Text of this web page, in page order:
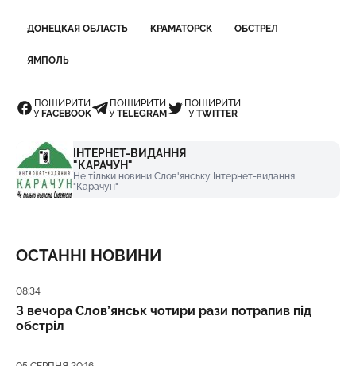
ДОНЕЦКАЯ ОБЛАСТЬ КРАМАТОРСК ОБСТРЕЛ
ЯМПОЛЬ
ПОШИРИТИ
У FACEBOOK
ПОШИРИТИ
УTELEGRAM
ПОШИРИТИ
УTWITTER
ІНТЕРНЕТ-ВИДАННЯ
"КАРАЧУН"
Не тільки новини Слов'янську Інтернет-видання
"Карачун"
ОСТАННІ НОВИНИ
Дата публікації
08:34
З вечора Слов’янськ чотири рази потрапив під
обстріл